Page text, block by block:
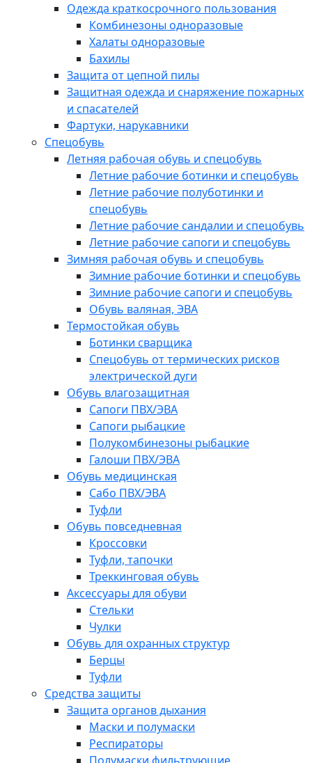
Одежда краткосрочного пользования
Комбинезоны одноразовые
Халаты одноразовые
Бахилы
Защита от цепной пилы
Защитная одежда и снаряжение пожарных
и спасателей
Фартуки, нарукавники
Спецобувь
Летняя рабочая обувь и спецобувь
Летние рабочие ботинки и спецобувь
Летние рабочие полуботинки и
спецобувь
Летние рабочие сандалии и спецобувь
Летние рабочие сапоги и спецобувь
Зимняя рабочая обувь и спецобувь
Зимние рабочие ботинки и спецобувь
Зимние рабочие сапоги и спецобувь
Обувь валяная, ЭВА
Термостойкая обувь
Ботинки сварщика
Спецобувь от термических рисков
электрической дуги
Обувь влагозащитная
Сапоги ПВХ/ЭВА
Сапоги рыбацкие
Полукомбинезоны рыбацкие
Галоши ПВХ/ЭВА
Обувь медицинская
Сабо ПВХ/ЭВА
Туфли
Обувь повседневная
Кроссовки
Туфли, тапочки
Треккинговая обувь
Аксессуары для обуви
Стельки
Чулки
Обувь для охранных структур
Берцы
Туфли
Средства защиты
Защита органов дыхания
Маски и полумаски
Респираторы